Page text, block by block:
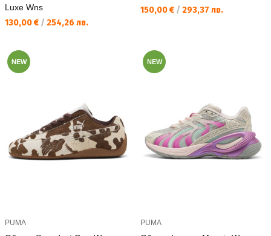
Luxe Wns
Текуща цена:
130,00 € / 254,26 лв.
Текуща цена:
150,00 € / 293,37 лв.
NEW
PUMA
NEW
PUMA